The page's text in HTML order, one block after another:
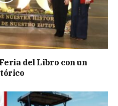
del Libro con un